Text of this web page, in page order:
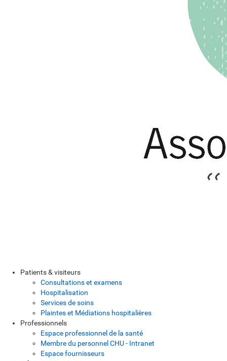
Patients & visiteurs
Consultations et examens
Hospitalisation
Services de soins
Plaintes et Médiations hospitalières
Professionnels
Espace professionnel de la santé
Membre du personnel CHU - Intranet
Espace fournisseurs